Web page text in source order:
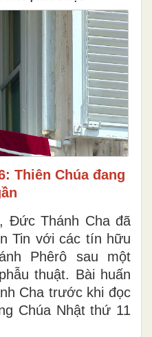
Thiên Chúa đang
Đức Thánh Cha đã
Tin với các tín hữu
Phêrô sau một
thuật. Bài huấn
Cha trước khi đọc
Chúa Nhật thứ 11